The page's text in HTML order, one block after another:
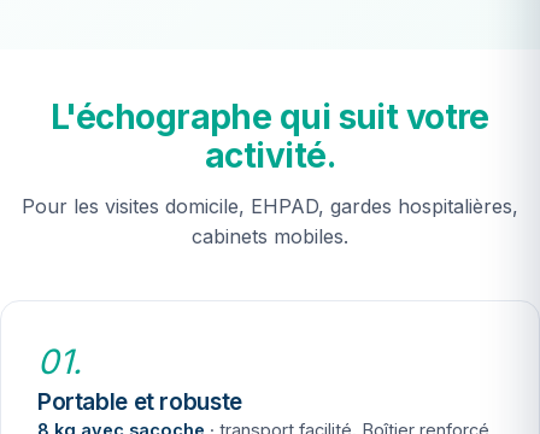
L'échographe qui suit votre
activité.
Pour les visites domicile, EHPAD, gardes hospitalières,
cabinets mobiles.
01.
Portable et robuste
8 kg avec sacoche · transport facilité. Boîtier renforcé,